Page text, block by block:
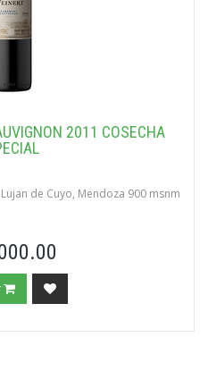
2011 COSECHA
de Cuyo, Mendoza 900 msnm